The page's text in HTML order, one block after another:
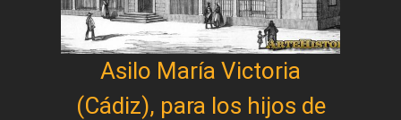
Asilo María Victoria
(Cádiz), para los hijos de